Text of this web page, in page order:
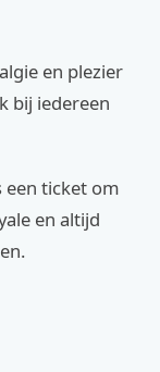
en plezier
bij iedereen
een ticket om
en altijd